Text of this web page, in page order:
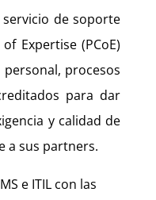
de soporte
Expertise (PCoE)
procesos
para dar
y calidad de
a sus partners.
e ITIL con las